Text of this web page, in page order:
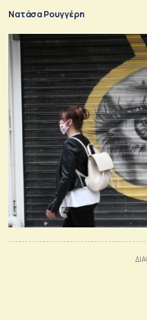
Νατάσα Ρουγγέρη